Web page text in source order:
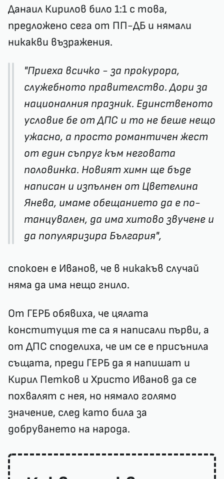
Данаил Кирилов било 1:1 с това,
предложено сега от ПП-ДБ и нямали
никакви възражения.
"Приеха всичко - за прокурора,
служебното правителство. Дори за
националния празник. Единственото
условие бе от ДПС и то не беше нещо
ужасно, а просто романтичен жест
от един съпруг към неговата
половинка. Новият химн ще бъде
написан и изпълнен от Цветелина
Янева, имаме обещанието да е по-
танцувален, да има хитово звучене и
да популяризира България",
спокоен е Иванов, че в никакъв случай
няма да има нещо гнило.
От ГЕРБ обявиха, че цялата
конституция те са я написали първи, а
от ДПС споделиха, че им се е присънила
същата, преди ГЕРБ да я напишат и
Кирил Петков и Христо Иванов да се
похвалят с нея, но нямало голямо
значение, след като била за
добруването на народа.